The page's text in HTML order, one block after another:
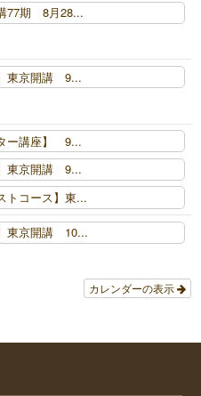
77期 8月28...
東京開講 9...
ー講座】 9...
東京開講 9...
トコース】東...
東京開講 10...
カレンダーの表示